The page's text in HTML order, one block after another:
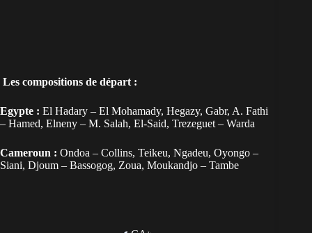
Les compositions de départ :
Egypte : El Hadary – El Mohamady, Hegazy, Gabr, A. Fathi
– Hamed, Elneny – M. Salah, El-Said, Trezeguet – Warda
Cameroun : Ondoa – Collins, Teikeu, Ngadeu, Oyongo –
Siani, Djoum – Bassogog, Zoua, Moukandjo – Tambe